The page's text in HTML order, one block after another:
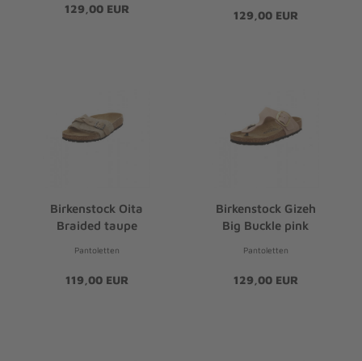
129,00 EUR 129,00 EUR
Birkenstock Oita
Braided taupe
Pantoletten
119,00 EUR
Birkenstock Gizeh
Big Buckle pink
Pantoletten
129,00 EUR